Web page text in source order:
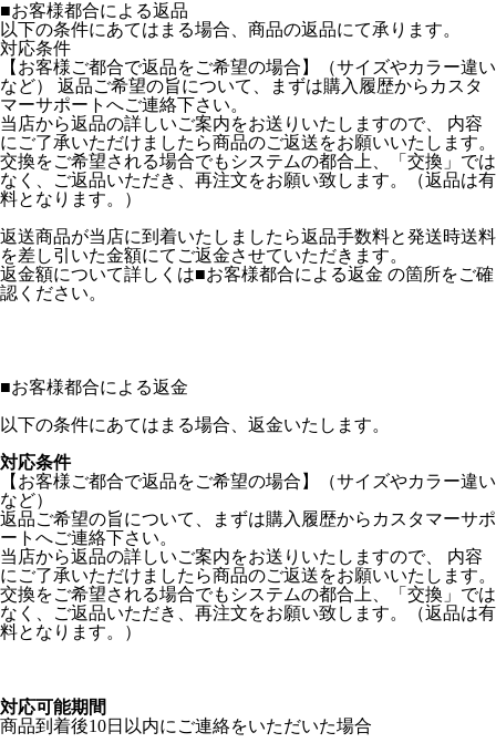
■お客様都合による返品
以下の条件にあてはまる場合、商品の返品にて承ります。
対応条件
【お客様ご都合で返品をご希望の場合】（サイズやカラー違い
など） 返品ご希望の旨について、まずは購入履歴からカスタ
マーサポートへご連絡下さい。
当店から返品の詳しいご案内をお送りいたしますので、 内容
にご了承いただけましたら商品のご返送をお願いいたします。
交換をご希望される場合でもシステムの都合上、「交換」では
なく、ご返品いただき、再注文をお願い致します。（返品は有
料となります。）
返送商品が当店に到着いたしましたら返品手数料と発送時送料
を差し引いた金額にてご返金させていただきます。
返金額について詳しくは■お客様都合による返金 の箇所をご確
認ください。
■お客様都合による返金
以下の条件にあてはまる場合、返金いたします。
対応条件
【お客様ご都合で返品をご希望の場合】（サイズやカラー違い
など）
返品ご希望の旨について、まずは購入履歴からカスタマーサポ
ートへご連絡下さい。
当店から返品の詳しいご案内をお送りいたしますので、 内容
にご了承いただけましたら商品のご返送をお願いいたします。
交換をご希望される場合でもシステムの都合上、「交換」では
なく、ご返品いただき、再注文をお願い致します。（返品は有
料となります。）
対応可能期間
商品到着後10日以内にご連絡をいただいた場合